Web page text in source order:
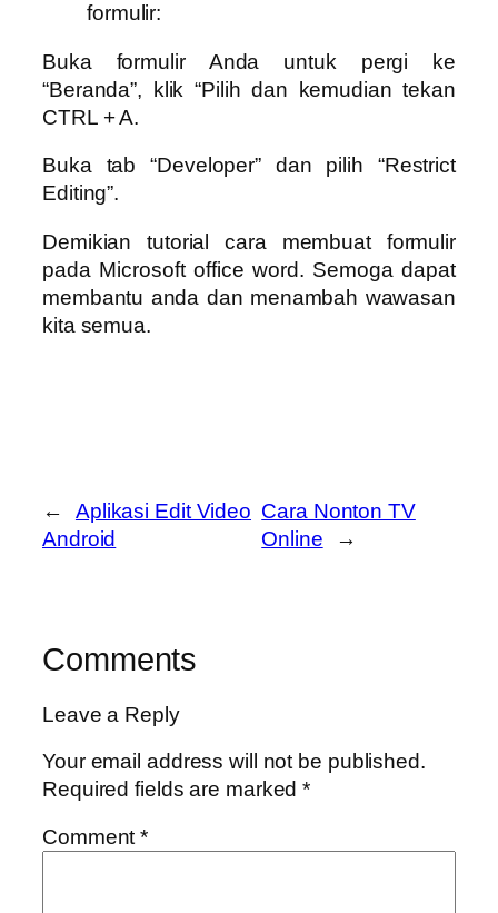
formulir:
Buka formulir Anda untuk pergi ke
“Beranda”, klik “Pilih dan kemudian tekan
CTRL + A.
Buka tab “Developer” dan pilih “Restrict
Editing”.
Demikian tutorial cara membuat formulir
pada Microsoft office word. Semoga dapat
membantu anda dan menambah wawasan
kita semua.
←
Aplikasi Edit Video
Android
Cara Nonton TV
Online
→
Comments
Leave a Reply
Your email address will not be published.
Required fields are marked*
Comment*